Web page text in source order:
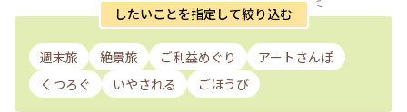
したいことを指定して絞り込む
週末旅 絶景旅 ご利益めぐり
アートさんぽ
くつろぐ
いやされる ごほうび